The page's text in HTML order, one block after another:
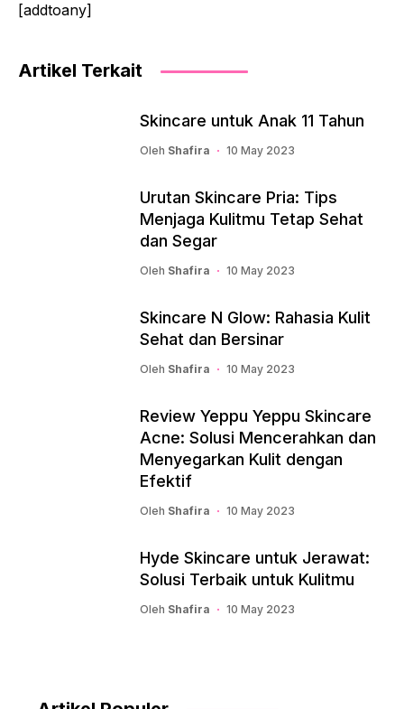
[addtoany]
Artikel Terkait
Skincare untuk Anak 11 Tahun
Oleh Shafira 10 May 2023
Urutan Skincare Pria: Tips
Menjaga Kulitmu Tetap Sehat
dan Segar
Oleh Shafira 10 May 2023
Skincare N Glow: Rahasia Kulit
Sehat dan Bersinar
Oleh Shafira 10 May 2023
Review Yeppu Yeppu Skincare
Acne: Solusi Mencerahkan dan
Menyegarkan Kulit dengan
Efektif
Oleh Shafira 10 May 2023
Hyde Skincare untuk Jerawat:
Solusi Terbaik untuk Kulitmu
Oleh Shafira 10 May 2023